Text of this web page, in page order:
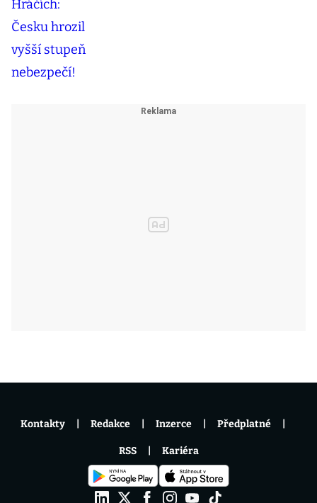
Kontakty Redakce Inzerce Předplatné
RSS Kariéra